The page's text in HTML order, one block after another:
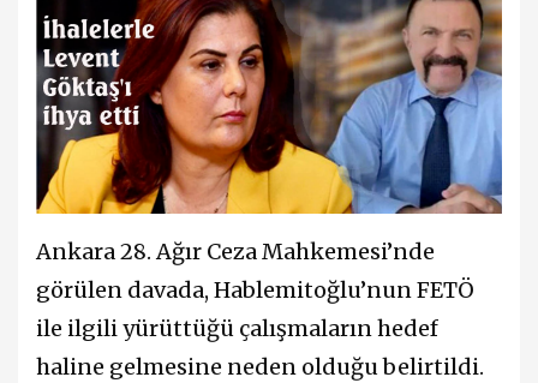
Ankara 28. Ağır Ceza Mahkemesi’nde
görülen davada, Hablemitoğlu’nun FETÖ
ile ilgili yürüttüğü çalışmaların hedef
haline gelmesine neden olduğu belirtildi.